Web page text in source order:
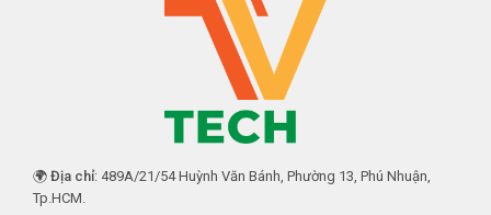
🌍 Địa chỉ: 489A/21/54 Huỳnh Văn Bánh, Phường 13, Phú Nhuận,
Tp.HCM.